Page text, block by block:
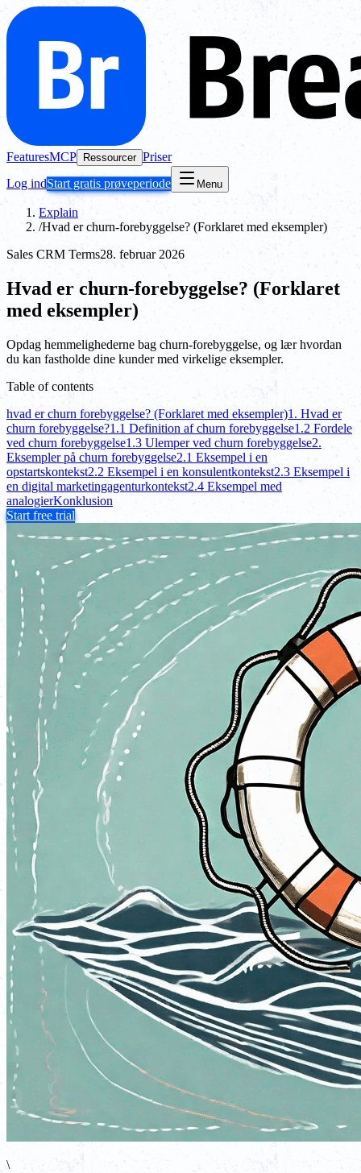
FeaturesMCP Ressourcer Priser
Log indStart gratis prøveperiode Menu
Explain
/Hvad er churn-forebyggelse? (Forklaret med eksempler)
Sales CRM Terms28. februar 2026
Hvad er churn-forebyggelse? (Forklaret
med eksempler)
Opdag hemmelighederne bag churn-forebyggelse, og lær hvordan
du kan fastholde dine kunder med virkelige eksempler.
Table of contents
hvad er churn forebyggelse? (Forklaret med eksempler)1. Hvad er
churn forebyggelse?1.1 Definition af churn forebyggelse1.2 Fordele
ved churn forebyggelse1.3 Ulemper ved churn forebyggelse2.
Eksempler på churn forebyggelse2.1 Eksempel i en
opstartskontekst2.2 Eksempel i en konsulentkontekst2.3 Eksempel i
en digital marketingagenturkontekst2.4 Eksempel med
analogierKonklusion
Start free trial
\